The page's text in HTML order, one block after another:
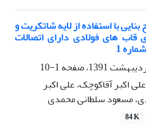
با استفاده از لایه شاتکریت و
قاب های فولادی دارای اتصالات
1-10
اکبر آقاکوچک، علی اکبر
مسعود سلطانی محمدی
84 K